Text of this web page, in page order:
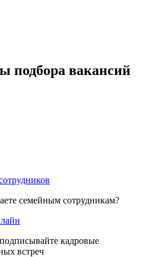
подбора вакансий
семейным сотрудникам?
кадровые
встреч